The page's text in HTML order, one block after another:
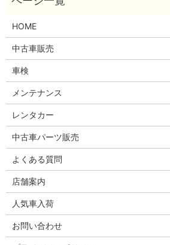
HOME
中古車販売
車検
メンテナンス
レンタカー
中古車パーツ販売
よくある質問
店舗案内
人気車入荷
お問い合わせ